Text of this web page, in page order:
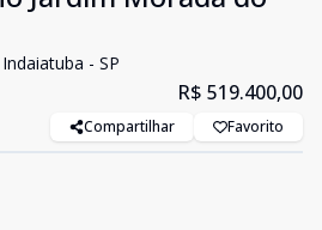
- SP
R$ 519.400,00
Compartilhar Favorito